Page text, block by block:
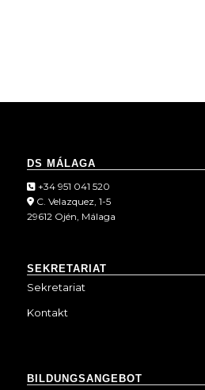
DS MÁLAGA
+34 951 041 520
C. Velazquez, 1-5
29612 Ojén, Málaga
SEKRETARIAT
Sekretariat
Kontakt
BILDUNGSANGEBOT